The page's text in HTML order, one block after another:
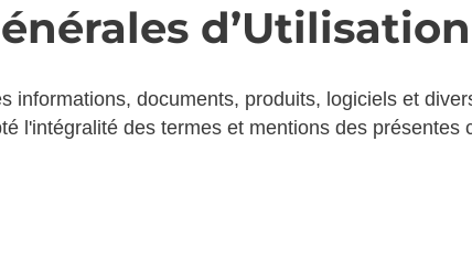
informations, documents, produits, logiciels et
l'intégralité des termes et mentions des présentes